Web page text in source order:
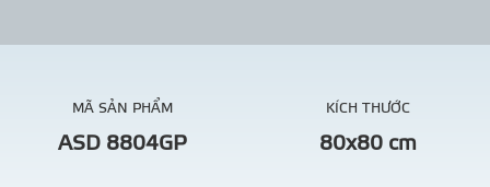
MÃ SẢN PHẨM
ASD 8804GP
KÍCH THƯỚC
80x80 cm